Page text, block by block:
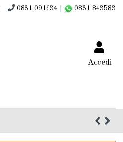
0831 091634 0831 843583
Accedi